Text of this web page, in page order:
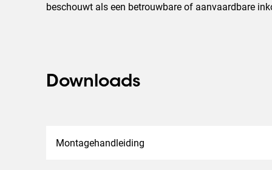
beschouwt als een betrouwbare of aanvaardbare
Downloads
Montagehandleiding